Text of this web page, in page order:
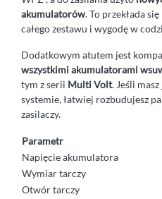
akumulatorów. To przekłada
całego zestawu i wygodę w
Dodatkowym atutem jest
wszystkimi akumulatorami
tym z serii Multi Volt. Jeśli
systemie, łatwiej rozbudujesz
zasilaczy.
Parametr
Napięcie akumulatora
Wymiar tarczy
Otwór tarczy